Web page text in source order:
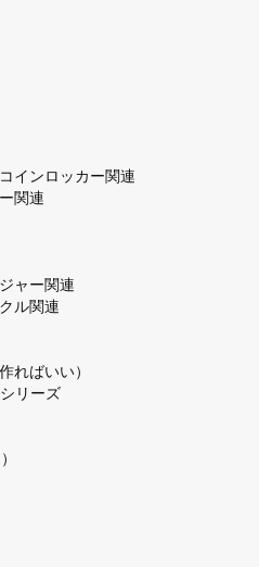
インロッカー関連
関連
ャー関連
ル関連
ればいい）
リーズ